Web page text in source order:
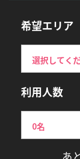
希望エリア
利用人数
あ